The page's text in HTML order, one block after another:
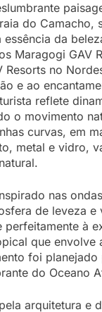
do Camacho,
essência da
Maragogi GAV
Resorts no
e ao
reflete
o movimento
curvas, em
metal e vidro,
nas
de leveza e
perfeitamente à
que envolve
foi planejado
do Oceano
arquitetura e